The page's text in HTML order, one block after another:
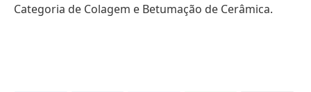
Categoria de Colagem e Betumação de Cerâmica.